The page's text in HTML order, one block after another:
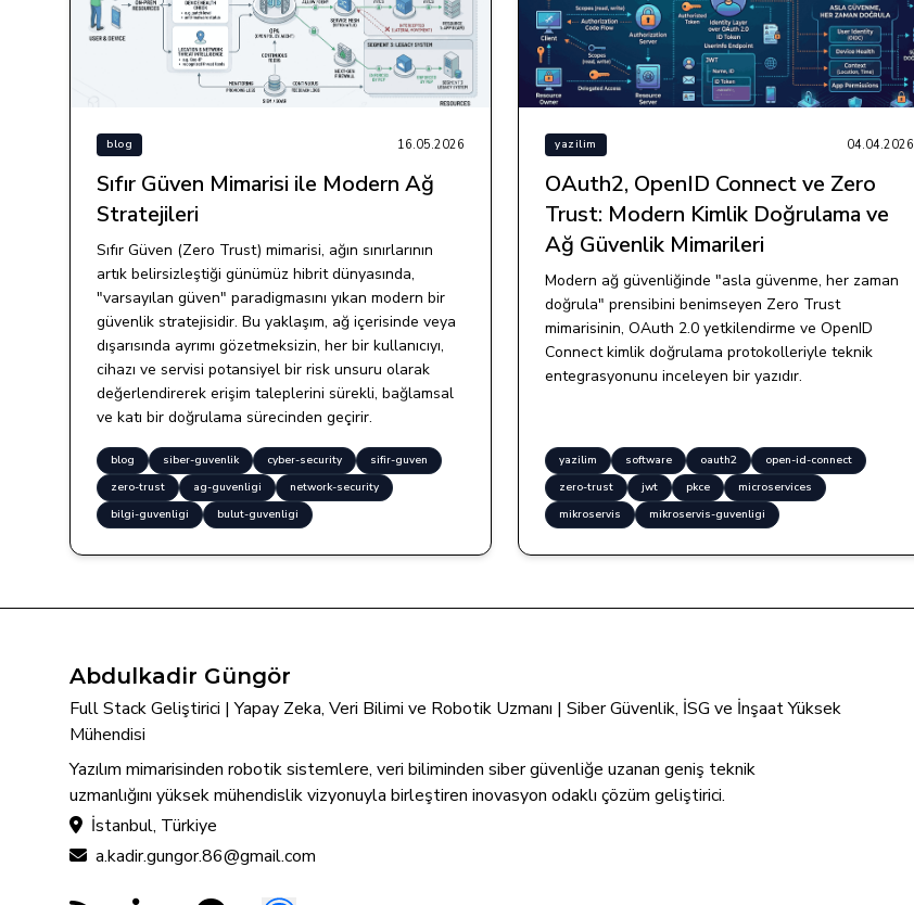
blog 16.05.2026
Sıfır Güven Mimarisi ile Modern Ağ
Stratejileri
Sıfır Güven (Zero Trust) mimarisi, ağın sınırlarının
artık belirsizleştiği günümüz hibrit dünyasında,
"varsayılan güven" paradigmasını yıkan modern bir
güvenlik stratejisidir. Bu yaklaşım, ağ içerisinde veya
dışarısında ayrımı gözetmeksizin, her bir kullanıcıyı,
cihazı ve servisi potansiyel bir risk unsuru olarak
değerlendirerek erişim taleplerini sürekli, bağlamsal
ve katı bir doğrulama sürecinden geçirir.
blog siber-guvenlik cyber-security
sifir-guven
zero-trust
ag-guvenligi
network-security
bilgi-guvenligi
bulut-guvenligi
yazilim 04.04.2026
OAuth2, OpenID Connect ve Zero
Trust: Modern Kimlik Doğrulama ve
Ağ Güvenlik Mimarileri
Modern ağ güvenliğinde "asla güvenme, her zaman
doğrula" prensibini benimseyen Zero Trust
mimarisinin, OAuth 2.0 yetkilendirme ve OpenID
Connect kimlik doğrulama protokolleriyle teknik
entegrasyonunu inceleyen bir yazıdır.
yazilim software oauth2
open-id-connect
zero-trust
jwt pkce
microservices
mikroservis
mikroservis-guvenligi
Abdulkadir Güngör
Full Stack Geliştirici | Yapay Zeka, Veri Bilimi ve Robotik Uzmanı | Siber Güvenlik, İSG ve İnşaat Yüksek
Mühendisi
Yazılım mimarisinden robotik sistemlere, veri biliminden siber güvenliğe uzanan geniş teknik
uzmanlığını yüksek mühendislik vizyonuyla birleştiren inovasyon odaklı çözüm geliştirici.
İstanbul, Türkiye
a.kadir.gungor.86@gmail.com